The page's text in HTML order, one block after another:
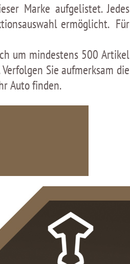
Marke aufgelistet. Jedes
ermöglicht. Für
um mindestens 500 Artikel
Sie aufmerksam die
Auto finden.